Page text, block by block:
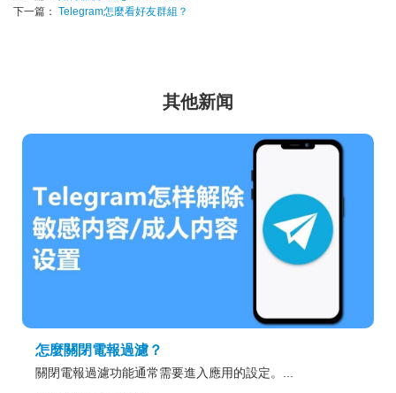
下一篇： Telegram怎麼看好友群組？
其他新闻
怎麼關閉電報過濾？
關閉電報過濾功能通常需要進入應用的設定。...